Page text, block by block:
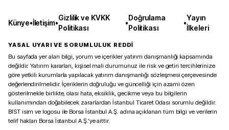
Künye•İletişim•
Gizlilik ve KVKK
Politikası
•
Doğrulama
Politikası
•
Yayın
İlkeleri
YASAL UYARI VE SORUMLULUK REDDİ
Bu sayfada yer alan bilgi, yorum ve içerikler yatırım danışmanlığı kapsamında
değildir. Yatırım kararları, kişisel mali durumunuz ile risk ve getiri tercihlerinize
göre yetkili kurumlarla yapılacak yatırım danışmanlığı sözleşmesi çerçevesinde
değerlendirilmelidir. İçeriklerin doğruluğu ve güncelliği için azami özen
gösterilmekle birlikte, olası hata, eksiklik, gecikme veya bu bilgilerin
kullanımından doğabilecek zararlardan İstanbul Ticaret Odası sorumlu değildir.
BIST isim ve logosu ile Borsa İstanbul A.Ş. adına açıklanan tüm bilgi ve verilerin
telif hakları Borsa İstanbul A.Ş.’ye aittir.